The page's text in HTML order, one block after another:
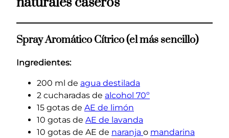
Spray Aromático Cítrico (el más sencillo)
Ingredientes:
200 ml de agua destilada
2 cucharadas de alcohol 70º
15 gotas de AE de limón
10 gotas de AE de lavanda
10 gotas de AE de naranja o mandarina